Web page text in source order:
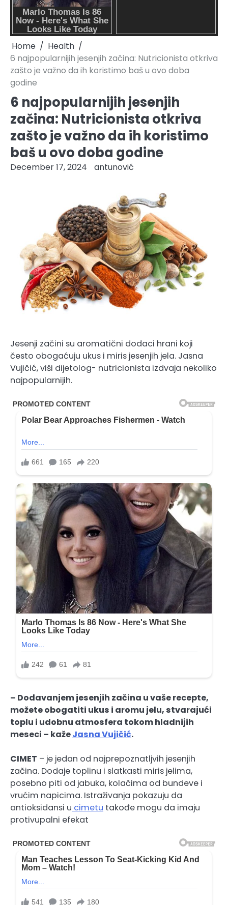
Home
Health
6 najpopularnijih jesenjih začina: Nutricionista otkriva
zašto je važno da ih koristimo baš u ovo doba
godine
6 najpopularnijih jesenjih
začina: Nutricionista otkriva
zašto je važno da ih koristimo
baš u ovo doba godine
December 17, 2024 antunović
Jesenji začini su aromatični dodaci hrani koji
često obogaćuju ukus i miris jesenjih jela. Jasna
Vujičić, viši dijetolog- nutricionista izdvaja nekoliko
najpopularnijih.
– Dodavanjem jesenjih začina u vaše recepte,
možete obogatiti ukus i aromu jelu, stvarajući
toplu i udobnu atmosfera tokom hladnijih
meseci – kažeJasna Vujičić.
CIMET – je jedan od najprepoznatljvih jesenjih
začina. Dodaje toplinu i slatkasti miris jelima,
posebno piti od jabuka, kolačima od bundeve i
vrućim napicima. Istraživanja pokazuju da
antioksidansi u cimetu takođe mogu da imaju
protivupalni efekat